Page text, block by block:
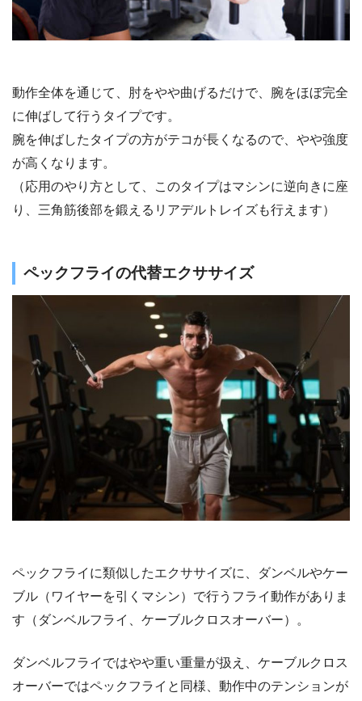
動作全体を通じて、肘をやや曲げるだけで、腕をほぼ完全
に伸ばして行うタイプです。
腕を伸ばしたタイプの方がテコが長くなるので、やや強度
が高くなります。
（応用のやり方として、このタイプはマシンに逆向きに座
り、三角筋後部を鍛えるリアデルトレイズも行えます）
ペックフライの代替エクササイズ
ペックフライに類似したエクササイズに、ダンベルやケー
ブル（ワイヤーを引くマシン）で行うフライ動作がありま
す（ダンベルフライ、ケーブルクロスオーバー）。
ダンベルフライではやや重い重量が扱え、ケーブルクロス
オーバーではペックフライと同様、動作中のテンションが